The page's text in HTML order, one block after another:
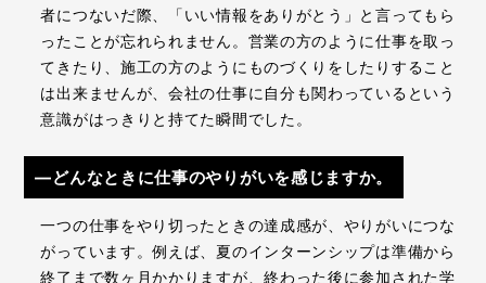
者につないだ際、「いい情報をありがとう」と言ってもら
ったことが忘れられません。営業の方のように仕事を取っ
てきたり、施工の方のようにものづくりをしたりすること
は出来ませんが、会社の仕事に自分も関わっているという
意識がはっきりと持てた瞬間でした。
―どんなときに仕事のやりがいを感じますか。
一つの仕事をやり切ったときの達成感が、やりがいにつな
がっています。例えば、夏のインターンシップは準備から
終了まで数ヶ月かかりますが、終わった後に参加された学